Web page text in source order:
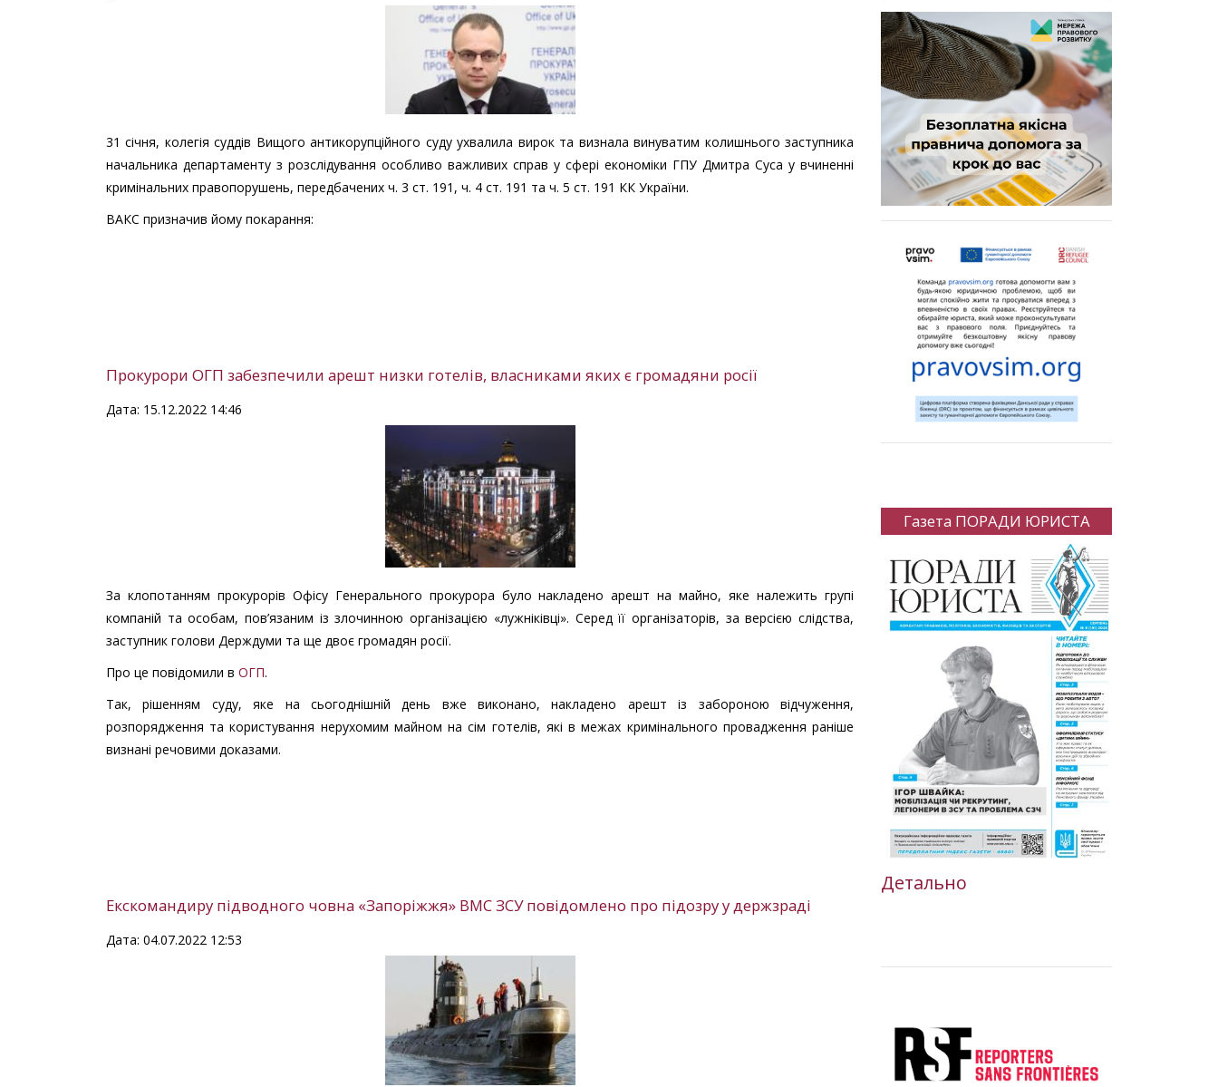
31 січня, колегія суддів Вищого антикорупційного суду ухвалила вирок та визнала винуватим колишнього заступника
начальника департаменту з розслідування особливо важливих справ у сфері економіки ГПУ Дмитра Суса у вчиненні
кримінальних правопорушень, передбачених ч. 3 ст. 191, ч. 4 ст. 191 та ч. 5 ст. 191 КК України.
ВАКС призначив йому покарання:
Прокурори ОГП забезпечили арешт низки готелів, власниками яких є громадяни росії
Дата: 15.12.2022 14:46
За клопотанням прокурорів Офісу Генерального прокурора було накладено арешт на майно, яке належить групі
компаній та особам, пов’язаним із злочинною організацією «лужніківці». Серед її організаторів, за версією слідства,
заступник голови Держдуми та ще двоє громадян росії.
Про це повідомили в ОГП.
Так, рішенням суду, яке на сьогоднішній день вже виконано, накладено арешт із забороною відчуження,
розпорядження та користування нерухомим майном на сім готелів, які в межах кримінального провадження раніше
визнані речовими доказами.
Екскомандиру підводного човна «Запоріжжя» ВМС ЗСУ повідомлено про підозру у держзраді
Дата: 04.07.2022 12:53
Газета ПОРАДИ ЮРИСТА
Детально